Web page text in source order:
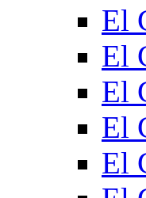
El
El
El
El
El